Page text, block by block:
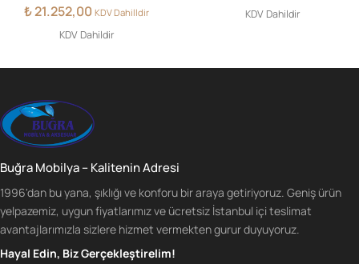
₺21.252,00 KDV Dahilldir
KDV Dahildir
KDV Dahildir
Buğra Mobilya – Kalitenin Adresi
1996'dan bu yana, şıklığı ve konforu bir araya getiriyoruz. Geniş ürün
yelpazemiz, uygun fiyatlarımız ve ücretsiz İstanbul içi teslimat
avantajlarımızla sizlere hizmet vermekten gurur duyuyoruz.
Hayal Edin, Biz Gerçekleştirelim!